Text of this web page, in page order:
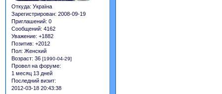
Откуда: Україна
Зарегистрирован: 2008-09-19
Приглашений: 0
Сообщений: 4162
Уважение: +1882
Позитив: +2012
Пол: Женский
Возраст: 36 [1990-04-29]
Провел на форуме:
1 месяц 13 дней
Последний визит:
2012-03-18 20:43:38